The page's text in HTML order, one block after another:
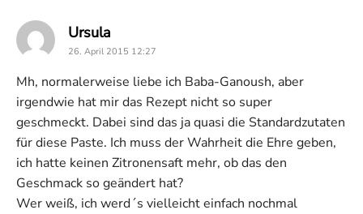
Ursula
26. April 2015 12:27
Mh, normalerweise liebe ich Baba-Ganoush, aber
irgendwie hat mir das Rezept nicht so super
geschmeckt. Dabei sind das ja quasi die Standardzutaten
für diese Paste. Ich muss der Wahrheit die Ehre geben,
ich hatte keinen Zitronensaft mehr, ob das den
Geschmack so geändert hat?
Wer weiß, ich werd´s vielleicht einfach nochmal